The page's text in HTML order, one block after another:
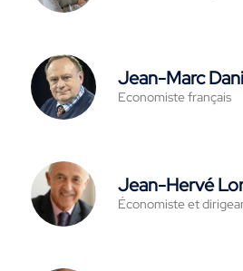
Jean-Marc
Economiste français
Jean-Hervé
Économiste et